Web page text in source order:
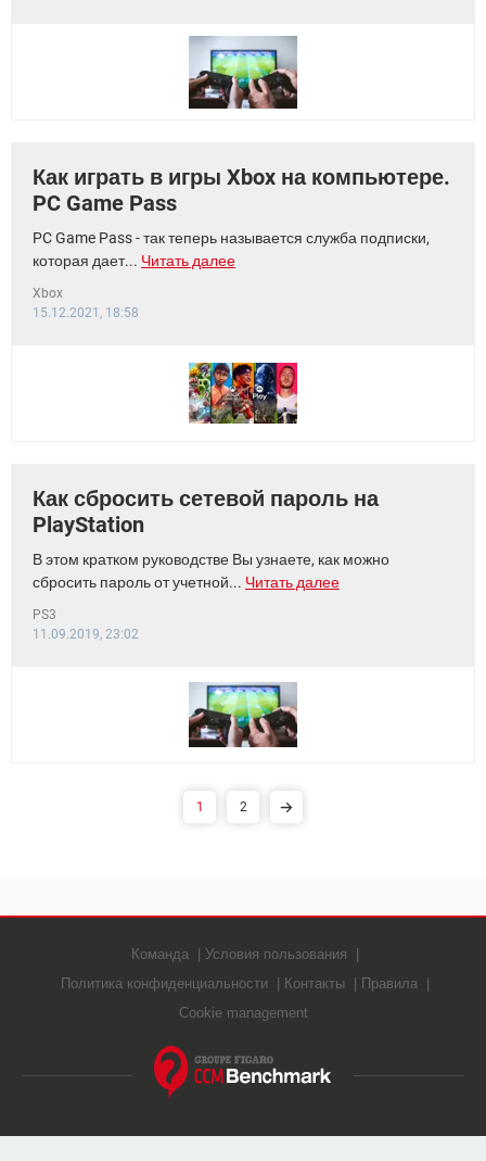
Как играть в игры Xbox на компьютере.
PC Game Pass
PC Game Pass - так теперь называется служба подписки,
которая дает... Читать далее
Xbox
15.12.2021, 18:58
Как сбросить сетевой пароль на
PlayStation
В этом кратком руководстве Вы узнаете, как можно
сбросить пароль от учетной... Читать далее
PS3
11.09.2019, 23:02
1 2
Команда
Условия пользования
Политика конфиденциальности
Контакты
Правила
Cookie management